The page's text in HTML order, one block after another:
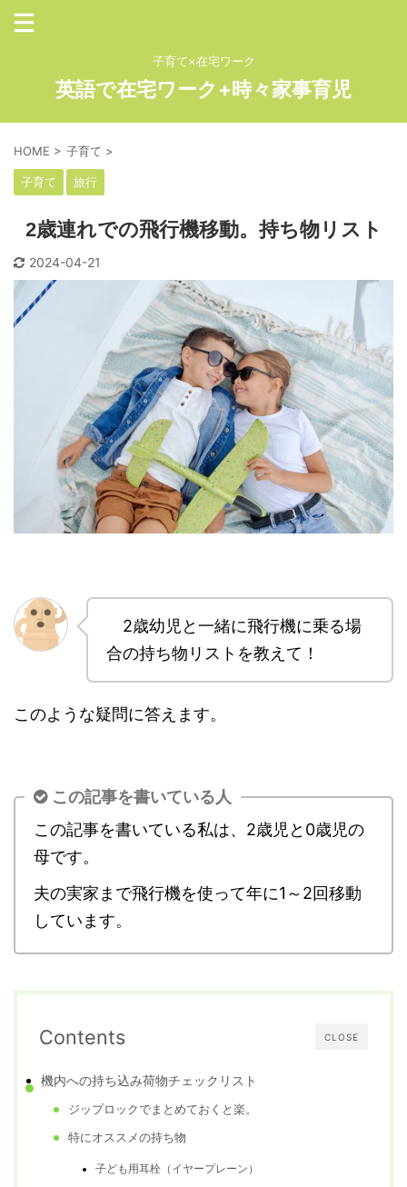
子育て×在宅ワーク
英語で在宅ワーク+時々家事育児
HOME > 子育て >
子育て 旅行
2歳連れでの飛行機移動。持ち物リスト
2024-04-21
2歳幼児と一緒に飛行機に乗る場
合の持ち物リストを教えて！
このような疑問に答えます。
この記事を書いている人
この記事を書いている私は、2歳児と0歳児の
母です。
夫の実家まで飛行機を使って年に1～2回移動
しています。
CLOSE
Contents
機内への持ち込み荷物チェックリスト
ジップロックでまとめておくと楽。
特にオススメの持ち物
子ども用耳栓（イヤープレーン）